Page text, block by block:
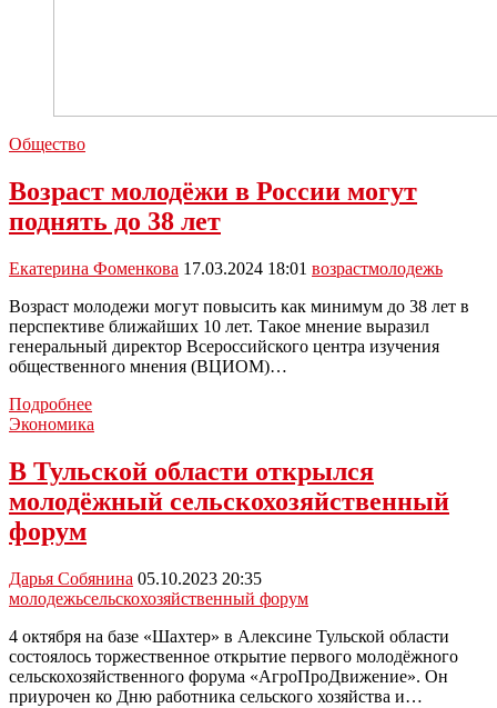
Общество
Возраст молодёжи в России могут
поднять до 38 лет
Екатерина Фоменкова 17.03.2024 18:01 возрастмолодежь
Возраст молодежи могут повысить как минимум до 38 лет в
перспективе ближайших 10 лет. Такое мнение выразил
генеральный директор Всероссийского центра изучения
общественного мнения (ВЦИОМ)…
ПодробнееВозраст
молодёжи
России
могут
поднять
Экономика
В Тульской области открылся
молодёжный сельскохозяйственный
форум
Дарья Собянина 05.10.2023 20:35
молодежьсельскохозяйственный форум
4 октября на базе «Шахтер» в Алексине Тульской области
состоялось торжественное открытие первого молодёжного
сельскохозяйственного форума «АгроПроДвижение». Он
приурочен ко Дню работника сельского хозяйства и…